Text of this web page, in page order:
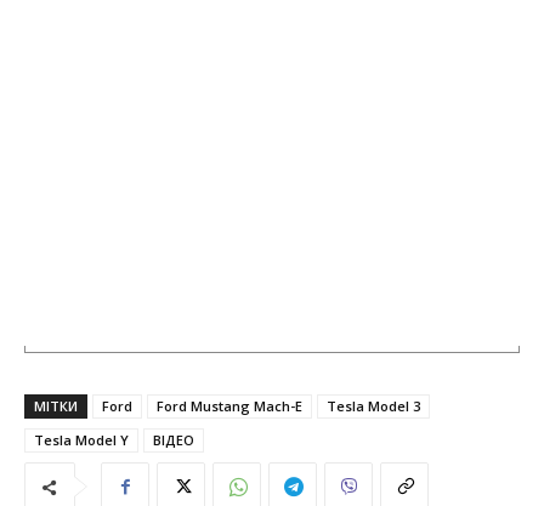
МІТКИ Ford Ford Mustang Mach-E
Tesla Model 3
Tesla Model Y
ВІДЕО